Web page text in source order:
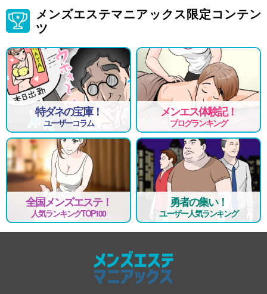
メンズエステマニアックス限定コンテン
ツ
特ダネの宝庫！
ユーザーコラム
メンエス体験記！
ブログランキング
全国メンズエステ！
人気ランキングTOP100
勇者の集い！
ユーザー人気ランキング